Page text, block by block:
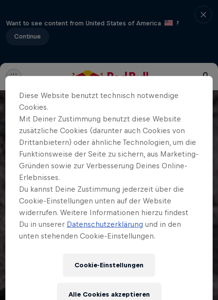
Want to see content from United States of America
?
Continue
Diese Website benutzt technisch notwendige
Cookies.
Mit Deiner Zustimmung benutzt diese Website
zusätzliche Cookies (darunter auch Cookies von
Drittanbietern) oder ähnliche Technologien, um die
Funktionsweise der Seite zu sichern, aus Marketing-
Gründen sowie zur Verbesserung Deines Online-
Erlebnisses.
Du kannst Deine Zustimmung jederzeit über die
Cookie-Einstellungen unten auf der Website
widerrufen. Weitere Informationen hierzu findest
Du in unserer Datenschutzerklärung und in den
unten stehenden Cookie-Einstellungen.
Cookie-Einstellungen
Alle Cookies akzeptieren